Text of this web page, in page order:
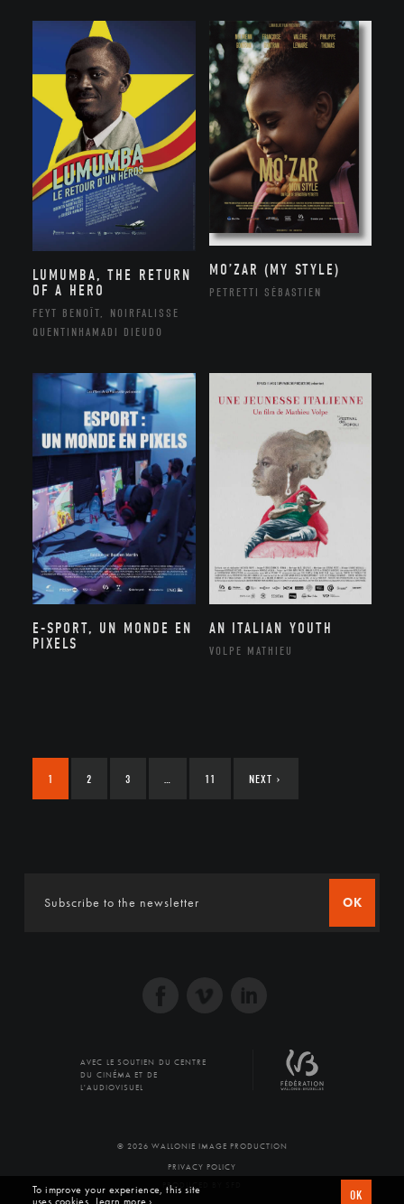
LUMUMBA, THE RETURN
OF A HERO
FEYT BENOÎT, NOIRFALISSE
QUENTINHAMADI DIEUDO
MO’ZAR (MY STYLE)
PETRETTI SÉBASTIEN
E-SPORT, UN MONDE EN
PIXELS
AN ITALIAN YOUTH
VOLPE MATHIEU
1 2 3 11 NEXT ›
OK
AVEC LE SOUTIEN DU CENTRE
DU CINÉMA ET DE
L'AUDIOVISUEL
© 2026 WALLONIE IMAGE PRODUCTION
PRIVACY POLICY
PRODUCED BY SFD
To improve your experience, this site
uses cookies Learn more › OK